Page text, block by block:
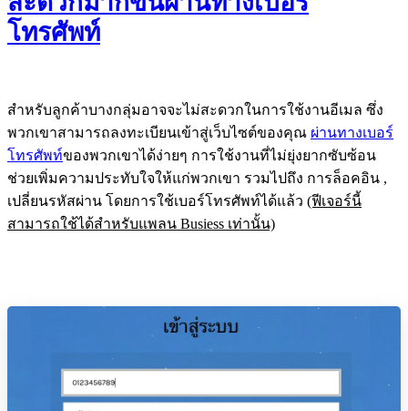
โทรศัพท์
สำหรับลูกค้าบางกลุ่มอาจจะไม่สะดวกในการใช้งานอีเมล ซึ่ง
พวกเขาสามารถลงทะเบียนเข้าสู่เว็บไซต์ของคุณ ผ่านทางเบอร์
โทรศัพท์ของพวกเขาได้ง่ายๆ การใช้งานที่ไม่ยุ่งยากซับซ้อน
ช่วยเพิ่มความประทับใจให้แก่พวกเขา รวมไปถึง การล็อคอิน ,
เปลี่ยนรหัสผ่าน โดยการใช้เบอร์โทรศัพท์ได้แล้ว (ฟีเจอร์นี้
สามารถใช้ได้สำหรับแพลน Busiess เท่านั้น)